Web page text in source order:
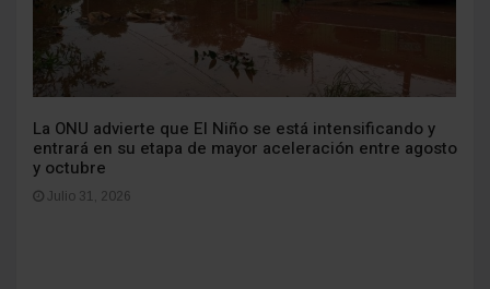
La ONU advierte que El Niño se está intensificando y
entrará en su etapa de mayor aceleración entre agosto
y octubre
Julio 31, 2026